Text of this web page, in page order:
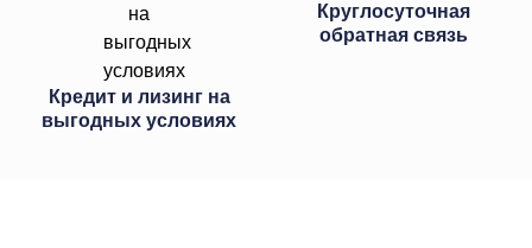
Кредит и лизинг на
выгодных условиях
Круглосуточная
обратная связь